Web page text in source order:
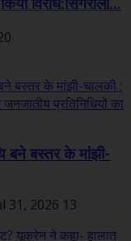
विरोध:सिंगरौली...
बने बस्तर के मांझी-
31, 2026 13